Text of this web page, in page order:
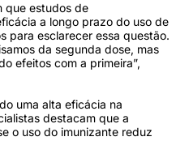
que estudos de
a longo prazo do uso de
para esclarecer essa questão.
da segunda dose, mas
efeitos com a primeira”,
uma alta eficácia na
destacam que a
o uso do imunizante reduz